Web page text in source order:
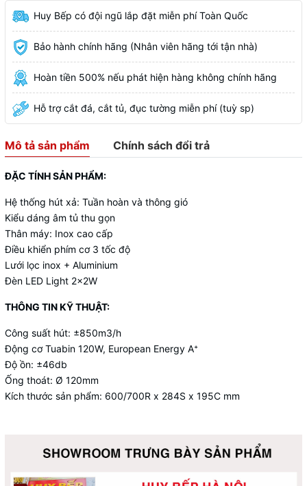
Huy Bếp có đội ngũ lắp đặt miễn phí Toàn Quốc
Bảo hành chính hãng (Nhân viên hãng tới tận nhà)
Hoàn tiền 500% nếu phát hiện hàng không chính hãng
Hỗ trợ cắt đá, cắt tủ, đục tường miễn phí (tuỳ sp)
Mô tả sản phẩm Chính sách đổi trả
ĐẶC TÍNH SẢN PHẨM:
Hệ thống hút xả: Tuần hoàn và thông gió
Kiểu dáng âm tủ thu gọn
Thân máy: Inox cao cấp
Điều khiển phím cơ 3 tốc độ
Lưới lọc inox + Aluminium
Đèn LED Light 2x2W
THÔNG TIN KỸ THUẬT:
Công suất hút: ±850m3/h
Động cơ Tuabin 120W, European Energy A⁺
Độ ồn: ±46db
Ống thoát: Ø 120mm
Kích thước sản phẩm: 600/700R x 284S x 195C mm